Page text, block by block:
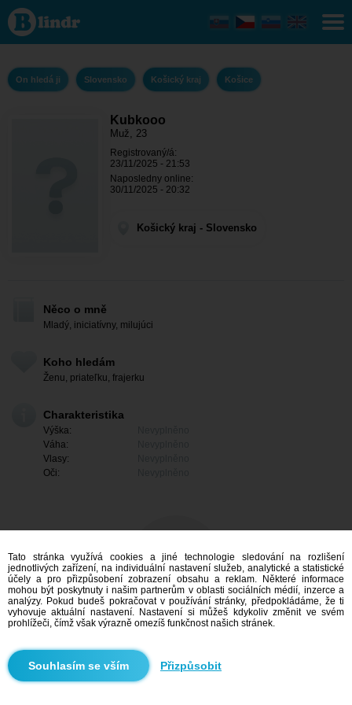
Kubkooo
- On
hledá ji
Košický
Košice
On hledá ji Slovensko Košický kraj Košice
Kubkooo
Muž, 23
Registrovaný/á:
23/11/2025 - 21:53
Naposledny online:
30/11/2025 - 20:32
Košický kraj - Slovensko
Něco o mně
Mladý, iniciatívny, milujúci
Koho hledám
Ženu, priateľku, frajerku
Charakteristika
Výška:
Váha:
Vlasy:
Oči:
Mám zájem
Vyhledávání
Tato stránka využívá cookies a jiné technologie sledování na rozlišení
jednotlivých zařízení, na individuální nastavení služeb, analytické a statistické
účely a pro přizpůsobení zobrazení obsahu a reklam. Některé informace
mohou být poskytnuty i našim partnerům v oblasti sociálních médií, inzerce a
analýzy. Pokud budeš pokračovat v používání stránky, předpokládáme, že ti
vyhovuje aktuální nastavení. Nastavení si můžeš kdykoliv změnit ve svém
prohlížeči, čímž však výrazně omezíš funkčnost našich stránek.
Přizpůsobit